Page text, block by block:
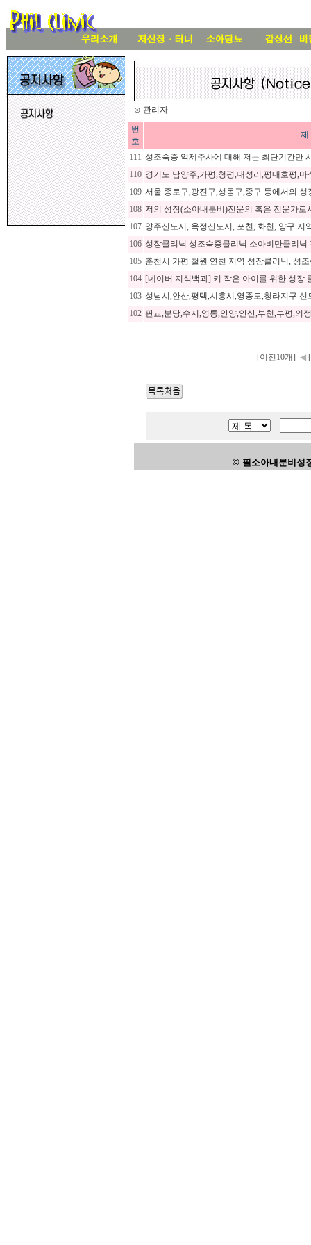
⊙ 관리자
번
호
제
111 성조숙증 억제주사에 대해 저는 최단기간만
110 경기도 남양주,가평,청평,대성리,평내호평,
109 서울 종로구,광진구,성동구,중구 등에서의
108 저의 성장(소아내분비)전문의 혹은 전문가
107 양주신도시, 옥정신도시, 포천, 화천, 양구
106 성장클리닉 성조숙증클리닉 소아비만클리
105 춘천시 가평 철원 연천 지역 성장클리닉, 성
104 [네이버 지식백과] 키 작은 아이를 위한 성장
103 성남시,안산,평택,시흥시,영종도,청라지구
102 판교,분당,수지,영통,안양,안산,부천,부평,의
[이전10개] ◀
© 필소아내분비성